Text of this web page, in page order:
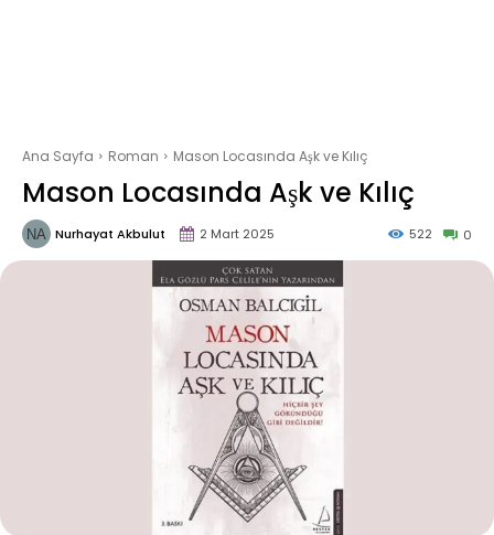
Ana Sayfa Roman Mason Locasında Aşk ve Kılıç
Mason Locasında Aşk ve Kılıç
Nurhayat Akbulut 2 Mart 2025 0
522